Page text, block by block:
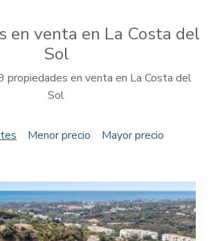
en venta en La Costa del
Sol
propiedades en venta en La Costa del
Sol
Menor precio Mayor precio